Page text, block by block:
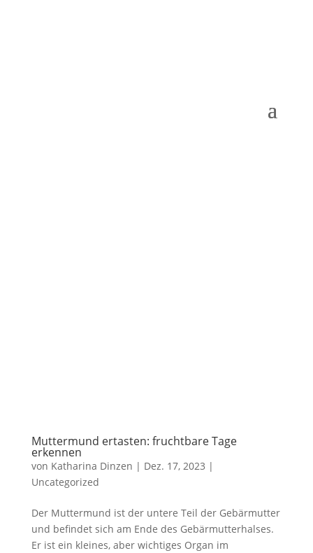
Muttermund ertasten: fruchtbare Tage
erkennen
von Katharina Dinzen | Dez. 17, 2023 |
Uncategorized
Der Muttermund ist der untere Teil der Gebärmutter
und befindet sich am Ende des Gebärmutterhalses.
Er ist ein kleines, aber wichtiges Organ im